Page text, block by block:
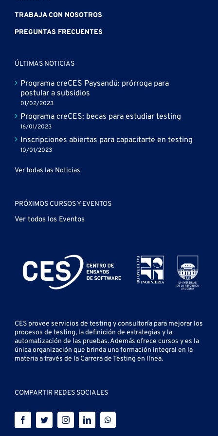
TRABAJA CON NOSOTROS
PREGUNTAS FRECUENTES
ÚLTIMAS NOTICIAS
Programa creCES Paysandú: prórroga para
postular a subsidios
01/02/2023
Programa creCES: becas para estudiar testing
16/01/2023
Inscripciones abiertas para capacitarte en testing
10/01/2023
Ver todas las Noticias
PRÓXIMOS CURSOS Y EVENTOS
Ver todos los Eventos
CES provee servicios de testing yconsultoría para mejorar los
procesos de testing, la definición de estrategias y la
automatización de las pruebas.Además ofrece cursos y es la
única organización que brinda una formación integral en la
materia a través de la Carrera de Testing en línea.
COMPARTIR REDES SOCIALES